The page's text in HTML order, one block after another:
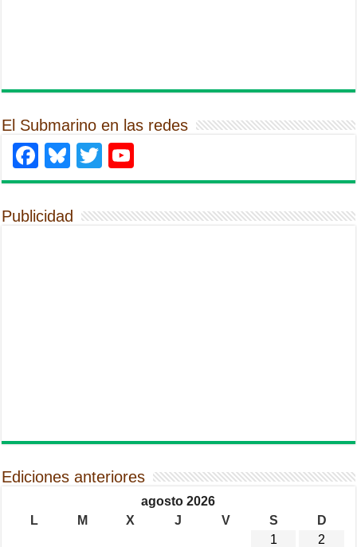
El Submarino en las redes
Facebook
Bluesky
Twitter
Publicidad
Ediciones anteriores
agosto 2026
L
M X J V S
D
1
2